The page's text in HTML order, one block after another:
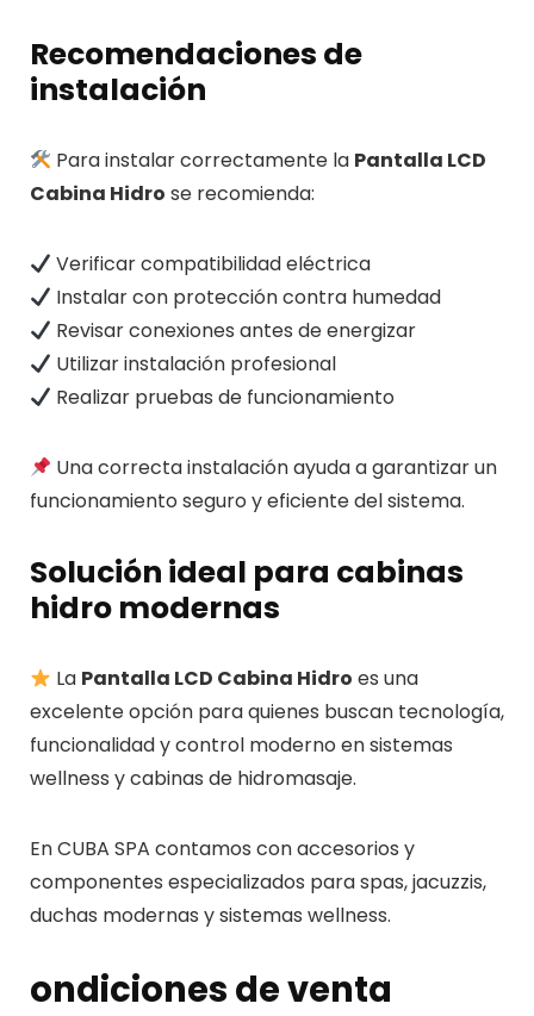
Recomendaciones de
instalación
Para instalar correctamente la Pantalla LCD
Cabina Hidro se recomienda:
Verificar compatibilidad eléctrica
Instalar con protección contra humedad
Revisar conexiones antes de energizar
Utilizar instalación profesional
Realizar pruebas de funcionamiento
Una correcta instalación ayuda a garantizar un
funcionamiento seguro y eficiente del sistema.
Solución ideal para cabinas
hidro modernas
La Pantalla LCD Cabina Hidro es una
excelente opción para quienes buscan tecnología,
funcionalidad y control moderno en sistemas
wellness y cabinas de hidromasaje.
En CUBA SPA contamos con accesorios y
componentes especializados para spas, jacuzzis,
duchas modernas y sistemas wellness.
ondiciones de venta